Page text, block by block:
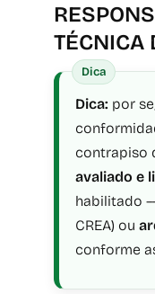
TÉCNICA
Dica: por
contrapiso
avaliado e
habilitado
CREA) ou
conforme